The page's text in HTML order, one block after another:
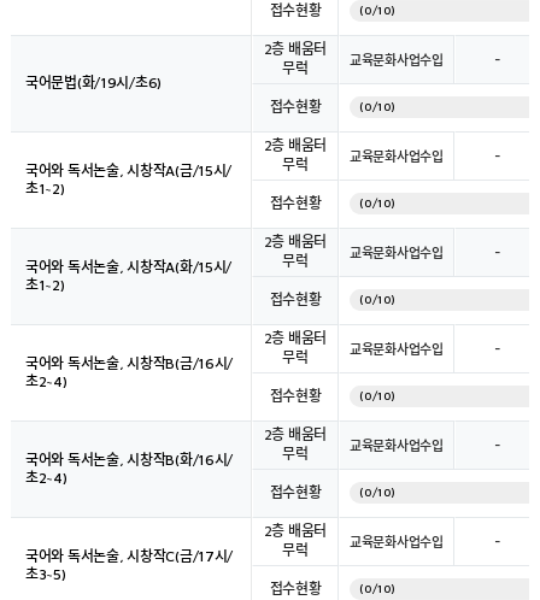
국어문법(화/19시/초6)
국어와 독서논술, 시창작A(금/15시/
초1~2)
국어와 독서논술, 시창작A(화/15시/
초1~2)
국어와 독서논술, 시창작B(금/16시/
초2~4)
국어와 독서논술, 시창작B(화/16시/
초2~4)
국어와 독서논술, 시창작C(금/17시/
초3~5)
접수현황 (0/10)
2층 배움터
무럭
교육문화사업수입 -
접수현황 (0/10)
2층 배움터
무럭
교육문화사업수입 -
접수현황 (0/10)
2층 배움터
무럭
교육문화사업수입 -
접수현황 (0/10)
2층 배움터
무럭
교육문화사업수입 -
접수현황 (0/10)
2층 배움터
무럭
교육문화사업수입 -
접수현황 (0/10)
2층 배움터
무럭
교육문화사업수입 -
접수현황 (0/10)